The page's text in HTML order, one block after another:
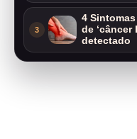
3
4
de ‘câncer
detectado